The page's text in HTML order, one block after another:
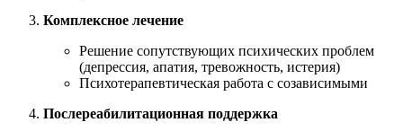
Комплексное лечение
Решение сопутствующих психических проблем
(депрессия, апатия, тревожность, истерия)
Психотерапевтическая работа с созависимыми
Послереабилитационная поддержка